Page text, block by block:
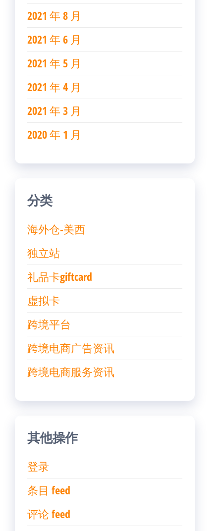
2021 年 8 月
2021 年 6 月
2021 年 5 月
2021 年 4 月
2021 年 3 月
2020 年 1 月
分类
海外仓-美西
独立站
礼品卡giftcard
虚拟卡
跨境平台
跨境电商广告资讯
跨境电商服务资讯
其他操作
登录
条目 feed
评论 feed